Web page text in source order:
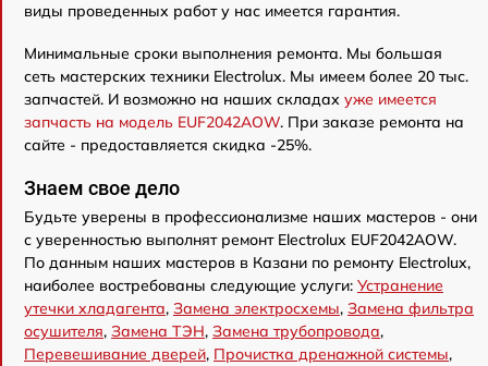
виды проведенных работ у нас имеется гарантия.
Минимальные сроки выполнения ремонта. Мы большая
сеть мастерских техники Electrolux. Мы имеем более 20 тыс.
запчастей. И возможно на наших складах уже имеется
запчасть на модель EUF2042AOW. При заказе ремонта на
сайте - предоставляется скидка -25%.
Знаем свое дело
Будьте уверены в профессионализме наших мастеров - они
с уверенностью выполнят ремонт Electrolux EUF2042AOW.
По данным наших мастеров в Казани по ремонту Electrolux,
наиболее востребованы следующие услуги: Устранение
утечки хладагента, Замена электросхемы, Замена фильтра
осушителя, Замена ТЭН, Замена трубопровода,
Перевешивание дверей, Прочистка дренажной системы,